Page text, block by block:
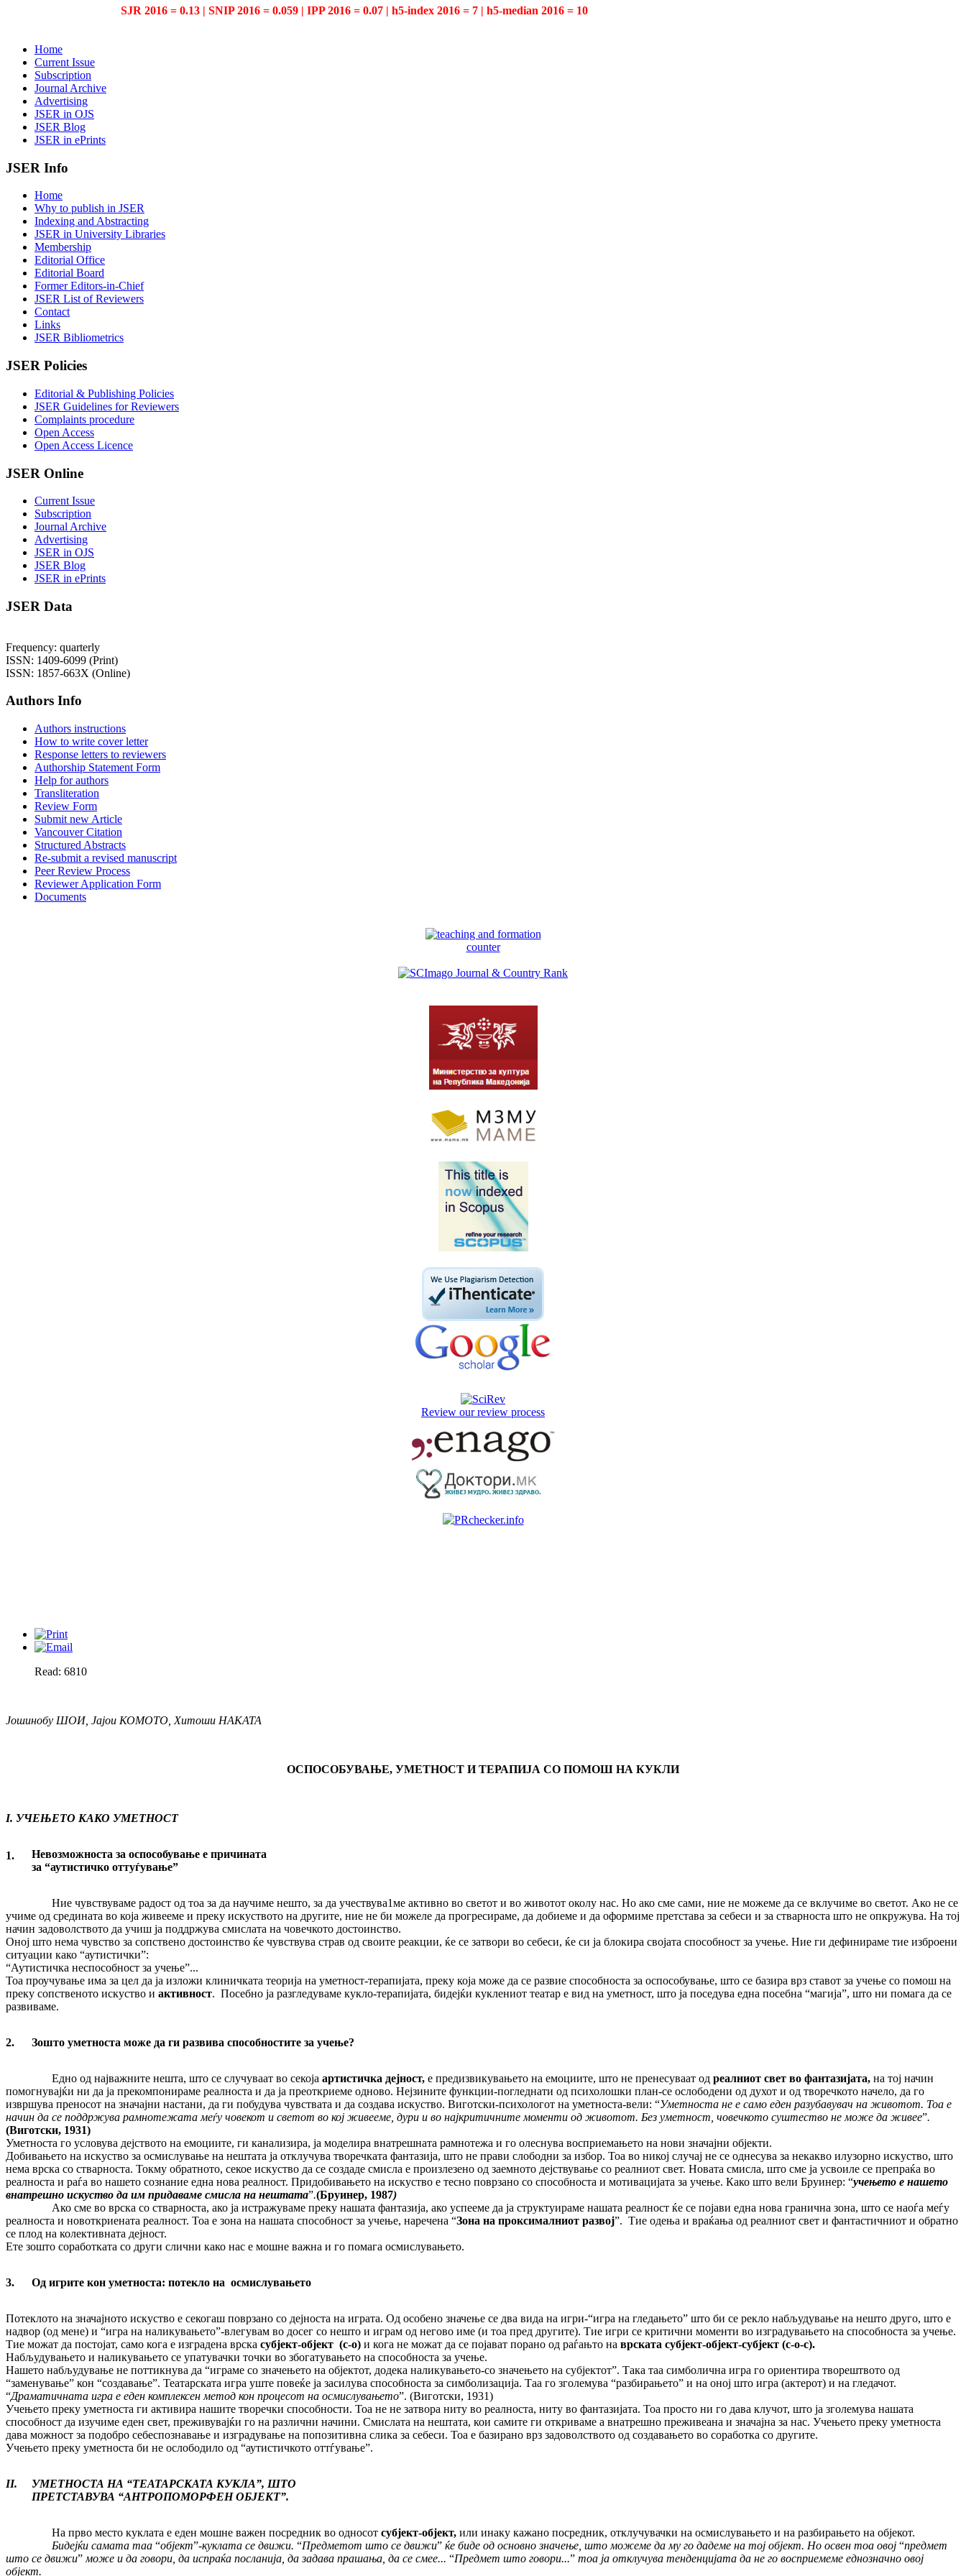
SJR 2016 = 0.13 | SNIP 2016 = 0.059 | IPP 2016 = 0.07 | h5-index 2016 = 7 | h5-median 2016 = 10
Home
Current Issue
Subscription
Journal Archive
Advertising
JSER in OJS
JSER Blog
JSER in ePrints
JSER Info
Home
Why to publish in JSER
Indexing and Abstracting
JSER in University Libraries
Membership
Editorial Office
Editorial Board
Former Editors-in-Chief
JSER List of Reviewers
Contact
Links
JSER Bibliometrics
JSER Policies
Editorial & Publishing Policies
JSER Guidelines for Reviewers
Complaints procedure
Open Access
Open Access Licence
JSER Online
Current Issue
Subscription
Journal Archive
Advertising
JSER in OJS
JSER Blog
JSER in ePrints
JSER Data
Frequency: quarterly
ISSN: 1409-6099 (Print)
ISSN: 1857-663X (Online)
Authors Info
Authors instructions
How to write cover letter
Response letters to reviewers
Authorship Statement Form
Help for authors
Transliteration
Review Form
Submit new Article
Vancouver Citation
Structured Abstracts
Re-submit a revised manuscript
Peer Review Process
Reviewer Application Form
Documents
counter
Review our review process
Read: 6810
Јошинобу ШОИ, Јајои КОМОТО, Хитоши НАКАТА
ОСПОСОБУВАЊЕ, УМЕТНОСТ И ТЕРАПИЈА СО ПОМОШ НА КУКЛИ
I. УЧЕЊЕТО КАКО УМЕТНОСТ
1.
Невозможноста за оспособување е причината
за “аутистичко оттуѓување”
Ние чувствуваме радост од тоа за да научиме нешто, за да учествува1ме активно во светот и во животот околу нас. Но ако сме сами, ние не можеме да се вклучиме во светот. Ако не се
учиме од средината во која живееме и преку искуството на другите, ние не би можеле да прогресираме, да добиеме и да оформиме претстава за себеси и за стварноста што не опкружува. На тој
начин задоволството да учиш ја поддржува смислата на човечкото достоинство.
Оној што нема чувство за сопствено достоинство ќе чувствува страв од своите реакции, ќе се затвори во себеси, ќе си ја блокира својата способност за учење. Ние ги дефинираме тие изброени
ситуации како “аутистички”:
“Аутистичка неспособност за учење”...
Тоа проучување има за цел да ја изложи клиничката теорија на уметност-терапијата, преку која може да се развие способноста за оспособување, што се базира врз ставот за учење со помош на
преку сопственото искуство и активност. Посебно ја разгледуваме кукло-терапијата, бидејќи куклениот театар е вид на уметност, што ја поседува една посебна “магија”, што ни помага да се
развиваме.
2. Зошто уметноста може да ги развива способностите за учење?
Едно од најважните нешта, што се случуваат во секоја артистичка дејност, е предизвикувањето на емоциите, што не пренесуваат од реалниот свет во фантазијата, на тој начин
помогнувајќи ни да ја прекомпонираме реалноста и да ја преоткриеме одново. Нејзините функции-погледнати од психолошки план-се ослободени од духот и од творечкото начело, да го
извршува преносот на значајни настани, да ги побудува чувствата и да создава искуство. Виготски-психологот на уметноста-вели: “Уметноста не е само еден разубавувач на животот. Тоа е
начин да се поддржува рамнотежата меѓу човекот и светот во кој живееме, дури и во најкритичните моменти од животот. Без уметност, човечкото суштество не може да живее”.
(Виготски, 1931)
Уметноста го условува дејството на емоциите, ги канализира, ја моделира внатрешната рамнотежа и го олеснува восприемањето на нови значајни објекти.
Добивањето на искуство за осмислување на нештата ја отклучува творечката фантазија, што не прави слободни за избор. Тоа во никој случај не се однесува за некакво илузорно искуство, што
нема врска со стварноста. Токму обратното, секое искуство да се создаде смисла е произлезено од заемното дејствување со реалниот свет. Новата смисла, што сме ја усвоиле се препраќа во
реалноста и раѓа во нашето сознание една нова реалност. Придобивањето на искуство е тесно поврзано со способноста и мотивацијата за учење. Како што вели Бруинер: “учењето е нашето
внатрешно искуство да им придаваме смисла на нештата”.(Бруинер, 1987)
Ако сме во врска со стварноста, ако ја истражуваме преку нашата фантазија, ако успееме да ја структуираме нашата реалност ќе се појави една нова гранична зона, што се наоѓа меѓу
реалноста и новоткриената реалност. Тоа е зона на нашата способност за учење, наречена “Зона на проксималниот развој”. Тие одења и враќања од реалниот свет и фантастичниот и обратно
се плод на колективната дејност.
Ете зошто соработката со други слични како нас е мошне важна и го помага осмислувањето.
3. Од игрите кон уметноста: потекло на осмислувањето
Потеклото на значајното искуство е секогаш поврзано со дејноста на играта. Од особено значење се два вида на игри-“игра на гледањето” што би се рекло набљудување на нешто друго, што е
надвор (од мене) и “игра на наликувањето”-влегувам во досег со нешто и играм од негово име (и тоа пред другите). Тие игри се критични моменти во изградувањето на способноста за учење.
Тие можат да постојат, само кога е изградена врска субјект-објект (с-о) и кога не можат да се појават порано од раѓањто на врската субјект-објект-субјект (с-о-с).
Набљудувањето и наликувањето се упатувачки точки во збогатувањето на способноста за учење.
Нашето набљудување не поттикнува да “играме со значењето на објектот, додека наликувањето-со значењето на субјектот”. Така таа симболична игра го ориентира творештвото од
“заменување” кон “создавање”. Театарската игра уште повеќе ја засилува способноста за симболизација. Таа го зголемува “разбирањето” и на оној што игра (актерот) и на гледачот.
“Драматичната игра е еден комплексен метод кон процесот на осмислувањето”. (Виготски, 1931)
Учењето преку уметноста ги активира нашите творечки способности. Тоа не не затвора ниту во реалноста, ниту во фантазијата. Тоа просто ни го дава клучот, што ја зголемува нашата
способност да изучиме еден свет, преживувајќи го на различни начини. Смислата на нештата, кои самите ги откриваме а внатрешно преживеана и значајна за нас. Учењето преку уметноста
дава можност за подобро себеспознавање и изградување на попозитивна слика за себеси. Тоа е базирано врз задоволството од создавањето во соработка со другите.
Учењето преку уметноста би не ослободило од “аутистичкото оттѓување”.
II. УМЕТНОСТА НА “ТЕАТАРСКАТА КУКЛА”, ШТО
ПРЕТСТАВУВА “АНТРОПОМОРФЕН ОБЈЕКТ”.
На прво место куклата е еден мошне важен посредник во односот субјект-објект, или инаку кажано посредник, отклучувачки на осмислувањето и на разбирањето на објекот.
Бидејќи самата таа “објект”-куклата се движи. “Предметот што се движи” ќе биде од основно значење, што можеме да му го дадеме на тој објект. Но освен тоа овој “предмет
што се движи” може и да говори, да испраќа посланија, да задава прашања, да се смее... “Предмет што говори...” тоа ја отклучува тенденцијата да не го восприемеме еднозначно овој
објект.